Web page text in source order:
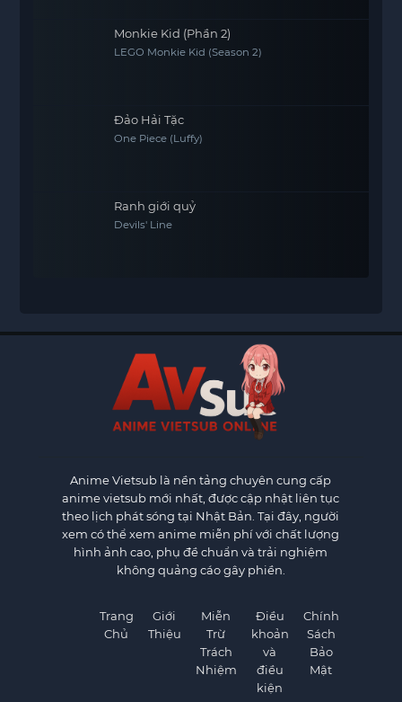
Monkie Kid (Phần 2)
LEGO Monkie Kid (Season 2)
Đảo Hải Tặc
One Piece (Luffy)
Ranh giới quỷ
Devils' Line
Anime Vietsub là nền tảng chuyên cung cấp
anime vietsub mới nhất, được cập nhật liên tục
theo lịch phát sóng tại Nhật Bản. Tại đây, người
xem có thể xem anime miễn phí với chất lượng
hình ảnh cao, phụ đề chuẩn và trải nghiệm
không quảng cáo gây phiền.
Trang
Chủ
Giới
Thiệu
Miễn
Trừ
Trách
Nhiệm
Điều
khoản
và
điều
kiện
Chính
Sách
Bảo
Mật